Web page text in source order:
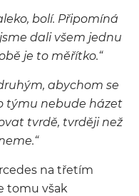
bolí. Připomíná
dali všem jednu
je to měřítko.“
abychom se
týmu nebude házet
tvrdě, tvrději než
na třetím
tomu však